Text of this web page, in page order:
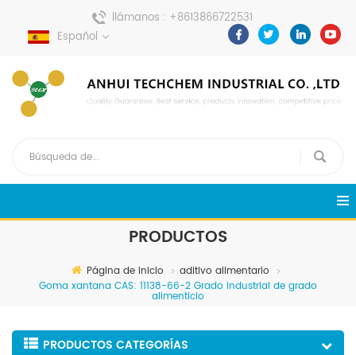
llámanos : +8613866722531
enviar un mensaje :
pweiping@techemi.com
Español
PRODUCTOS
Página de inicio
aditivo alimentario
Goma xantana CAS: 11138-66-2 Grado industrial de grado
alimenticio
PRODUCTOS CATEGORÍAS